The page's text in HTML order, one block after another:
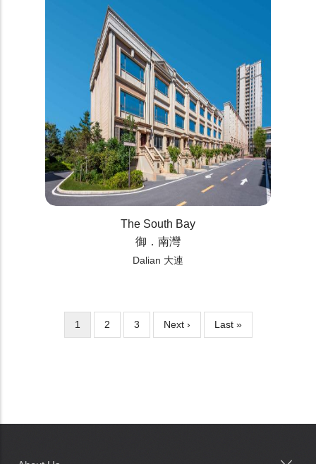
The South Bay
御．南灣
Dalian 大連
PaginationCurrent
1 Page
2 Page
3
Next
Next ›
Last
Last »